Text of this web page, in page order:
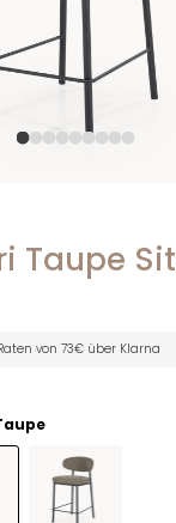
Taupe
von 73€ über Klarna